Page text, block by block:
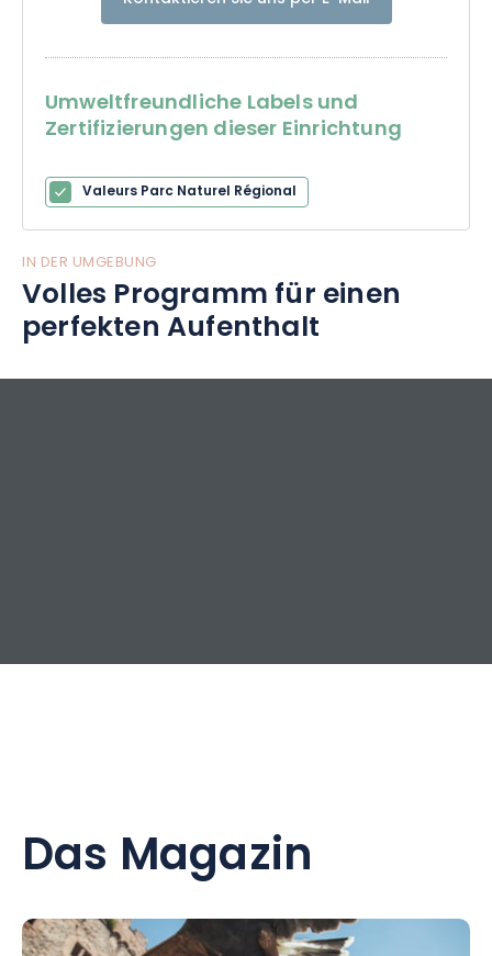
Umweltfreundliche Labels und
Zertifizierungen dieser Einrichtung
Valeurs Parc Naturel Régional
IN DER UMGEBUNG
Volles Programm für einen
perfekten Aufenthalt
Das Magazin